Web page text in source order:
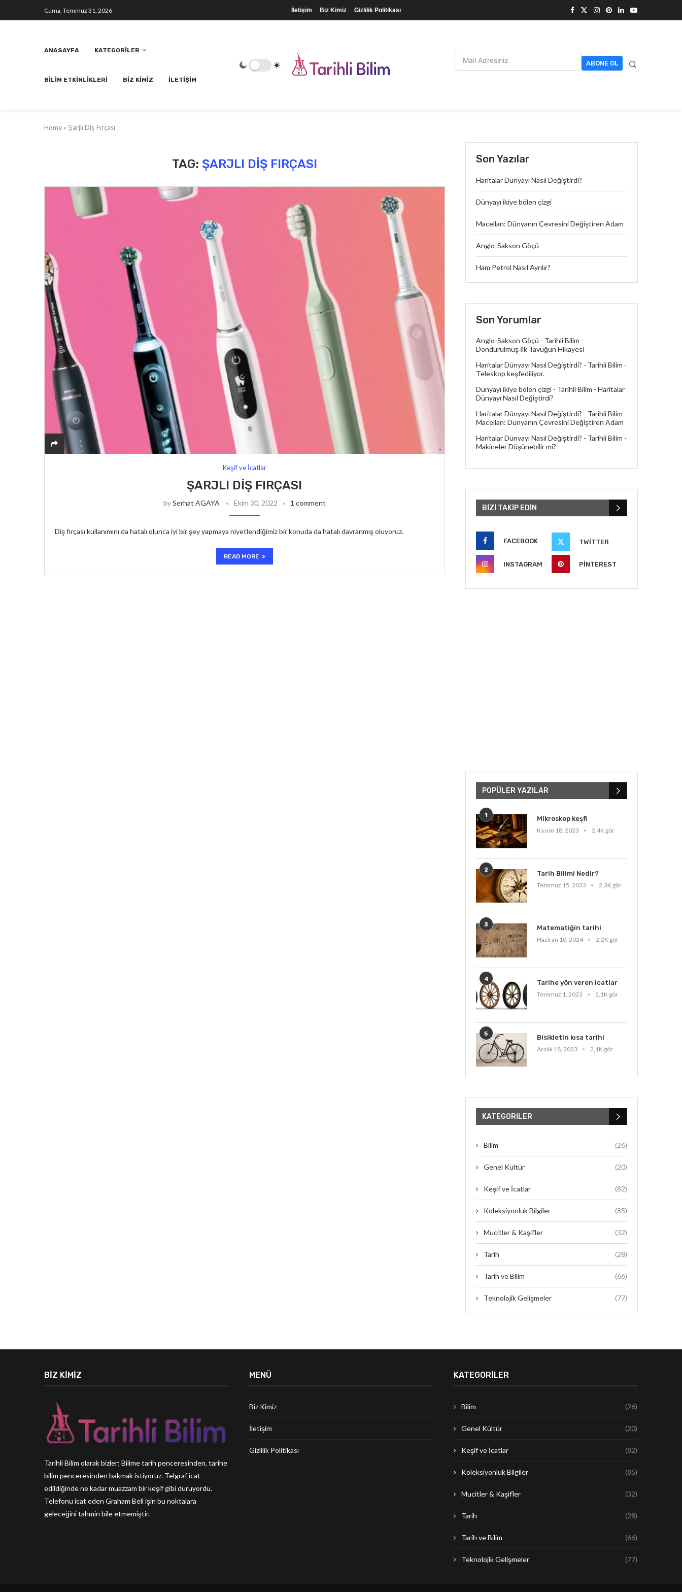
Cuma, Temmuz 31, 2026 İletişim Biz Kimiz Gizlilik Politikası
ANASAYFA KATEGORILER
BILIM ETKINLIKLERI BIZ KIMIZ İLETIŞIM
ABONE OL
Home » Şarjlı Diş Fırçası
TAG: ŞARJLI DIŞ FIRÇASI
Keşif ve İcatlar
ŞARJLI DIŞ FIRÇASI
bySerhat AGAYA Ekim 30, 2022 1 comment
Diş fırçası kullanımını da hatalı olunca iyi bir şey yapmaya niyetlendiğimiz bir konuda da hatalı davranmış oluyoruz.
READ MORE
Son Yazılar
Haritalar Dünyayı Nasıl Değiştirdi?
Dünyayı ikiye bölen çizgi
Macellan: Dünyanın Çevresini Değiştiren Adam
Anglo-Sakson Göçü
Ham Petrol Nasıl Ayrılır?
Son Yorumlar
Anglo-Sakson Göçü - Tarihli Bilim -
Dondurulmuş İlk Tavuğun Hikayesi
Haritalar Dünyayı Nasıl Değiştirdi? - Tarihli Bilim -
Teleskop keşfediliyor.
Dünyayı ikiye bölen çizgi - Tarihli Bilim - Haritalar
Dünyayı Nasıl Değiştirdi?
Haritalar Dünyayı Nasıl Değiştirdi? - Tarihli Bilim -
Macellan: Dünyanın Çevresini Değiştiren Adam
Haritalar Dünyayı Nasıl Değiştirdi? - Tarihli Bilim -
Makineler Düşünebilir mi?
BIZI TAKIP EDIN
FACEBOOK TWITTER
INSTAGRAM PINTEREST
POPÜLER YAZILAR
1
Mikroskop keşfi
Kasım 18, 2023
2,4K gör
2
Tarih Bilimi Nedir?
Temmuz 15, 2023
2,3K gör
3
Matematiğin tarihi
Haziran 10, 2024
2,2K gör
4
Tarihe yön veren icatlar
Temmuz 1, 2023
2,1K gör
5
Bisikletin kısa tarihi
Aralık 18, 2023
2,1K gör
KATEGORILER
Bilim (26)
Genel Kültür (20)
Keşif ve İcatlar (82)
Koleksiyonluk Bilgiler (85)
Mucitler & Kaşifler (32)
Tarih (28)
Tarih ve Bilim (66)
Teknolojik Gelişmeler (77)
BIZ KIMIZ
Tarihli Bilim olarak bizler; Bilime tarih penceresinden, tarihe
bilim penceresinden bakmak istiyoruz. Telgraf icat
edildiğinde ne kadar muazzam bir keşif gibi duruyordu.
Telefonu icat eden Graham Bell işin bu noktalara
geleceğini tahmin bile etmemiştir.
MENÜ
Biz Kimiz
İletişim
Gizlilik Politikası
KATEGORILER
Bilim (26)
Genel Kültür (20)
Keşif ve İcatlar (82)
Koleksiyonluk Bilgiler (85)
Mucitler & Kaşifler (32)
Tarih (28)
Tarih ve Bilim (66)
Teknolojik Gelişmeler (77)